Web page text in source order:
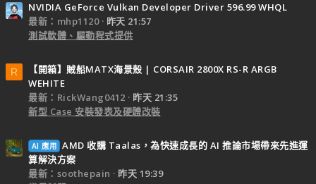
NVIDIA GeForce Vulkan Developer Driver 596.99 WHQL
最新：mhp1120
昨天 21:57
測試軟體、驅動程式提供
R
【開箱】賊船MATX海景殼 | CORSAIR 2800X RS-R ARGB
WEHITE
最新：RickWang0412
昨天 21:35
新型 Case 安裝發表及硬體改裝
AI 應用 AMD 收購 Taalas，為快速成長的 AI 推論市場帶來先進運
算解決方案
最新：soothepain
昨天 19:39